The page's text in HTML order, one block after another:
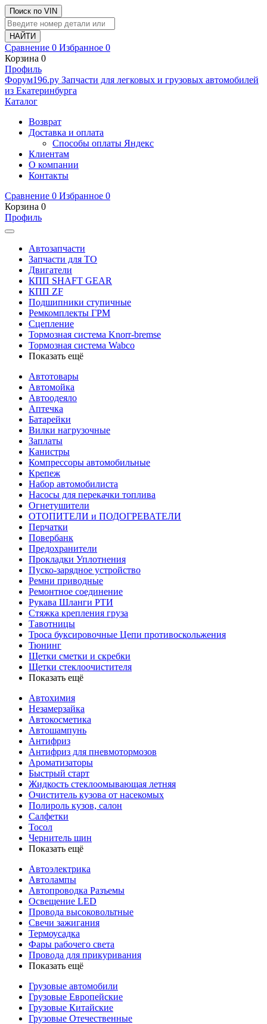
Поиск по VIN
Сравнение 0 Избранное 0
Корзина 0
Профиль
Фoрум196.ру Запчасти для легковых и грузовых автомобилей
из Екатеринбурга
Каталог
Возврат
Доставка и оплата
Способы оплаты Яндекс
Клиентам
О компании
Контакты
Сравнение 0 Избранное 0
Корзина 0
Профиль
Автозапчасти
Запчасти для ТО
Двигатели
КПП SHAFT GEAR
КПП ZF
Подшипники ступичные
Ремкомплекты ГРМ
Сцепление
Тормозная система Knorr-bremse
Тормозная система Wabco
Показать ещё
Автотовары
Автомойка
Автоодеяло
Аптечка
Батарейки
Вилки нагрузочные
Заплаты
Канистры
Компрессоры автомобильные
Крепеж
Набор автомобилиста
Насосы для перекачки топлива
Огнетушители
ОТОПИТЕЛИ и ПОДОГРЕВАТЕЛИ
Перчатки
Повербанк
Предохранители
Прокладки Уплотнения
Пуско-зарядное устройство
Ремни приводные
Ремонтное соединение
Рукава Шланги РТИ
Стяжка крепления груза
Тавотницы
Троса буксировочные Цепи противоскольжения
Тюнинг
Щетки сметки и скребки
Щетки стеклоочистителя
Показать ещё
Автохимия
Незамерзайка
Автокосметика
Автошампунь
Антифриз
Антифриз для пневмотормозов
Ароматизаторы
Быстрый старт
Жидкость стеклоомывающая летняя
Очиститель кузова от насекомых
Полироль кузов, салон
Салфетки
Тосол
Чернитель шин
Показать ещё
Автоэлектрика
Автолампы
Автопроводка Разъемы
Освещение LED
Провода высоковольтные
Свечи зажигания
Термоусадка
Фары рабочего света
Провода для прикуривания
Показать ещё
Грузовые автомобили
Грузовые Европейские
Грузовые Китайские
Грузовые Отечественные